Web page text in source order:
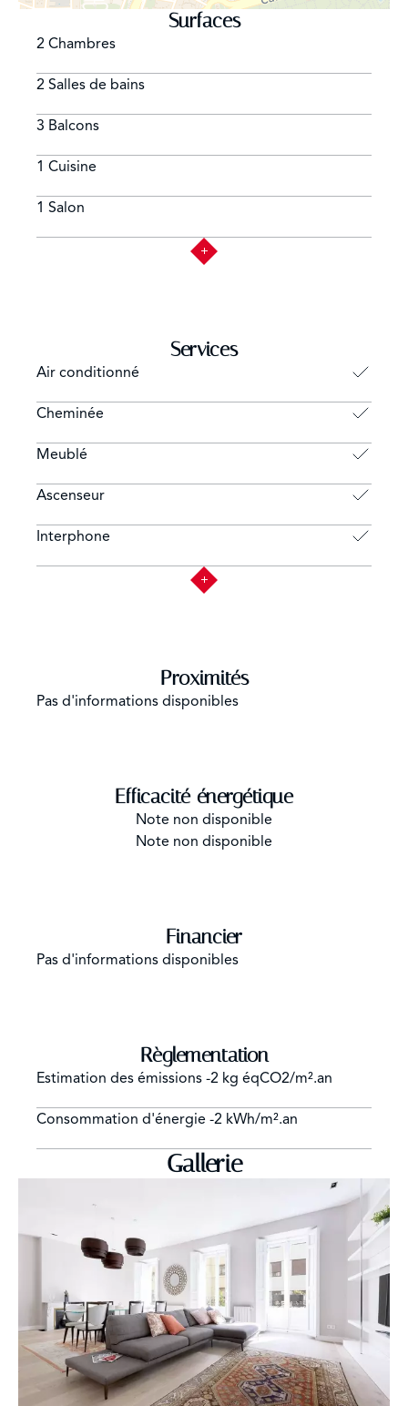
Surfaces
2 Chambres
2 Salles de bains
3 Balcons
1 Cuisine
1 Salon
Services
Air conditionné
Cheminée
Meublé
Ascenseur
Interphone
Proximités
Pas d'informations disponibles
Efficacité énergétique
Note non disponible
Note non disponible
Financier
Pas d'informations disponibles
Règlementation
Estimation des émissions -2 kg éqCO2/m².an
Consommation d'énergie -2 kWh/m².an
Gallerie